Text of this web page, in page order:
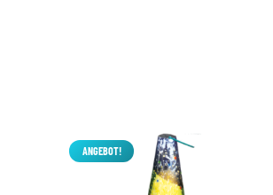
ANGEBOT!